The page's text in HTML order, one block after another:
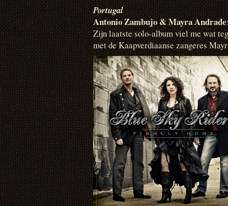
Portugal
Antonio Zambujo & Mayra Andrade
Zijn laatste solo-album viel me wat
met de Kaapverdiaanse zangeres